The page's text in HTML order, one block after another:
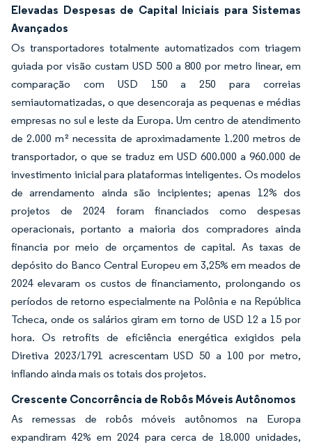
Elevadas Despesas de Capital Iniciais para Sistemas
Avançados
Os transportadores totalmente automatizados com triagem
guiada por visão custam USD 500 a 800 por metro linear, em
comparação com USD 150 a 250 para correias
semiautomatizadas, o que desencoraja as pequenas e médias
empresas no sul e leste da Europa. Um centro de atendimento
de 2.000 m² necessita de aproximadamente 1.200 metros de
transportador, o que se traduz em USD 600.000 a 960.000 de
investimento inicial para plataformas inteligentes. Os modelos
de arrendamento ainda são incipientes; apenas 12% dos
projetos de 2024 foram financiados como despesas
operacionais, portanto a maioria dos compradores ainda
financia por meio de orçamentos de capital. As taxas de
depósito do Banco Central Europeu em 3,25% em meados de
2024 elevaram os custos de financiamento, prolongando os
períodos de retorno especialmente na Polônia e na República
Tcheca, onde os salários giram em torno de USD 12 a 15 por
hora. Os retrofits de eficiência energética exigidos pela
Diretiva 2023/1791 acrescentam USD 50 a 100 por metro,
inflando ainda mais os totais dos projetos.
Crescente Concorrência de Robôs Móveis Autônomos
As remessas de robôs móveis autônomos na Europa
expandiram 42% em 2024 para cerca de 18.000 unidades,